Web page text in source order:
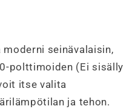
moderni seinävalaisin,
polttimoiden (Ei sisälly
itse valita
ja tehon.